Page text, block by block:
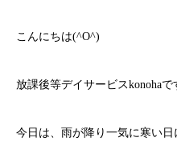
こんにちは(^O^)
放課後等デイサービスkonohaで
今日は、雨が降り一気に寒い